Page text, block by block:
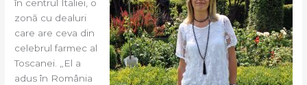
în centrul Italiei, o
zonă cu dealuri
care are ceva din
celebrul farmec al
Toscanei. „El a
adus în România